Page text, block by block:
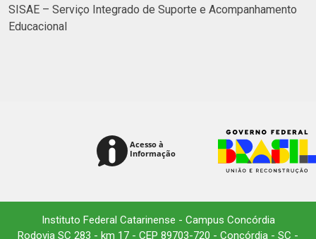
SISAE – Serviço Integrado de Suporte e Acompanhamento
Educacional
Instituto Federal Catarinense - Campus Concórdia
Rodovia SC 283 - km 17 - CEP 89703-720 - Concórdia - SC -